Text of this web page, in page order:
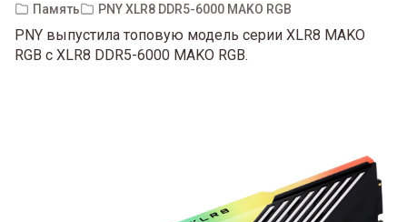
Память PNY XLR8 DDR5-6000 MAKO RGB
PNY выпустила топовую модель серии XLR8 MAKO
RGB с XLR8 DDR5-6000 MAKO RGB.